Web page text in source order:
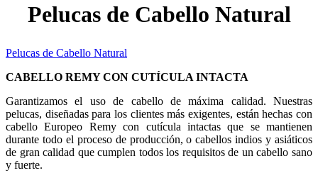
Pelucas de Cabello Natural
Pelucas de Cabello Natural
CABELLO REMY CON CUTÍCULA INTACTA
Garantizamos el uso de cabello de máxima calidad. Nuestras
pelucas, diseñadas para los clientes más exigentes, están hechas con
cabello Europeo Remy con cutícula intactas que se mantienen
durante todo el proceso de producción, o cabellos indios y asiáticos
de gran calidad que cumplen todos los requisitos de un cabello sano
y fuerte.